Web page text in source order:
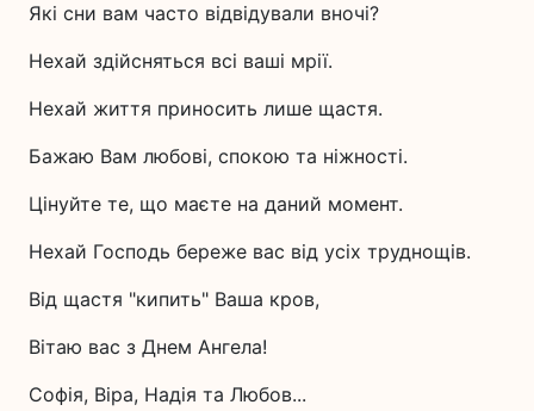
Які сни вам часто відвідували вночі?
Нехай здійсняться всі ваші мрії.
Нехай життя приносить лише щастя.
Бажаю Вам любові, спокою та ніжності.
Цінуйте те, що маєте на даний момент.
Нехай Господь береже вас від усіх труднощів.
Від щастя "кипить" Ваша кров,
Вітаю вас з Днем Ангела!
Софія, Віра, Надія та Любов...